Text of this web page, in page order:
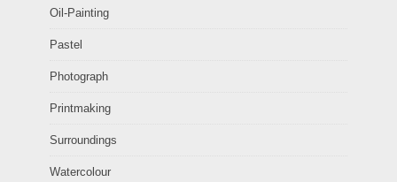
Oil-Painting
Pastel
Photograph
Printmaking
Surroundings
Watercolour